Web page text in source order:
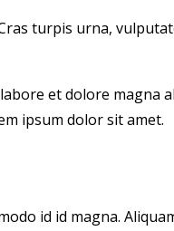
turpis urna,
et dolore magna
ipsum dolor sit amet.
id id magna.